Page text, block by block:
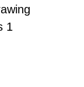
1